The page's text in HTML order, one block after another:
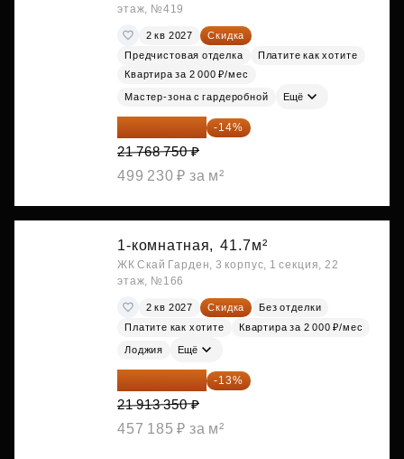
этаж, №419
2 кв 2027
Скидка
Предчистовая отделка
Платите как хотите
Квартира за 2 000 ₽/мес
Мастер-зона с гардеробной Ещё
18 721 125 ₽ -14%
21 768 750 ₽
499 230 ₽ за м²
1-комнатная, 41.7м²
ЖК Скай Гарден, 3 корпус, 1 секция, 22
этаж, №166
2 кв 2027 Скидка
Без отделки
Платите как хотите
Квартира за 2 000 ₽/мес
Лоджия Ещё
19 064 615 ₽ -13%
21 913 350 ₽
457 185 ₽ за м²